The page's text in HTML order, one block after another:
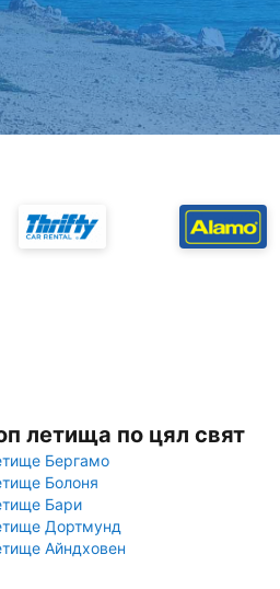
летища по цял свят
Бергамо
Болоня
Бари
Дортмунд
Айндховен